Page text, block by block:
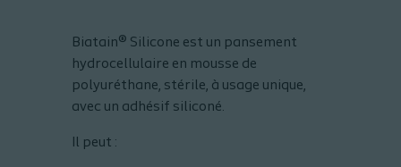
Biatain® Silicone est un pansement
hydrocellulaire en mousse de
polyuréthane, stérile, à usage unique,
avec un adhésif siliconé.
Il peut :